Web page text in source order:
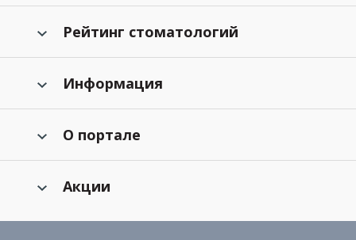
Рейтинг стоматологий
Информация
О портале
Акции